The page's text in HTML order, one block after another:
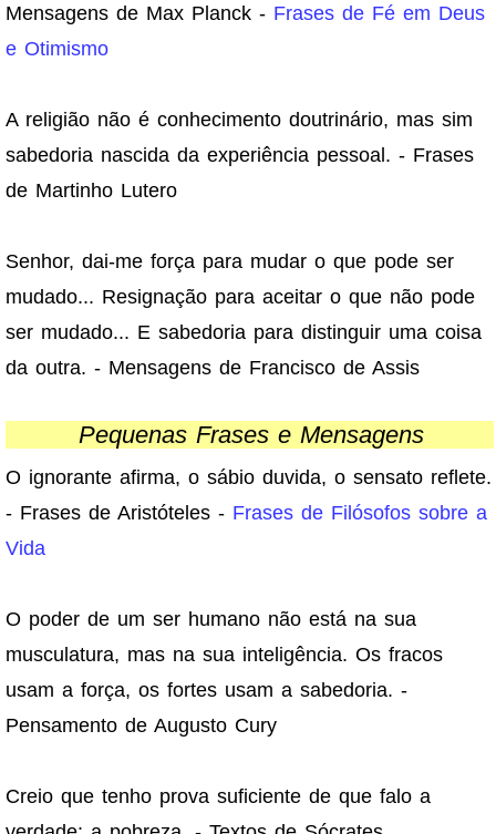
Mensagens de Max Planck - Frases de Fé em Deus
e Otimismo
A religião não é conhecimento doutrinário, mas sim
sabedoria nascida da experiência pessoal. - Frases
de Martinho Lutero
Senhor, dai-me força para mudar o que pode ser
mudado... Resignação para aceitar o que não pode
ser mudado... E sabedoria para distinguir uma coisa
da outra. - Mensagens de Francisco de Assis
Pequenas Frases e Mensagens
O ignorante afirma, o sábio duvida, o sensato reflete.
- Frases de Aristóteles - Frases de Filósofos sobre a
Vida
O poder de um ser humano não está na sua
musculatura, mas na sua inteligência. Os fracos
usam a força, os fortes usam a sabedoria. -
Pensamento de Augusto Cury
Creio que tenho prova suficiente de que falo a